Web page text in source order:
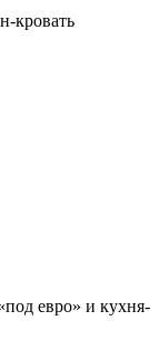
кровать
евро» и кухня-